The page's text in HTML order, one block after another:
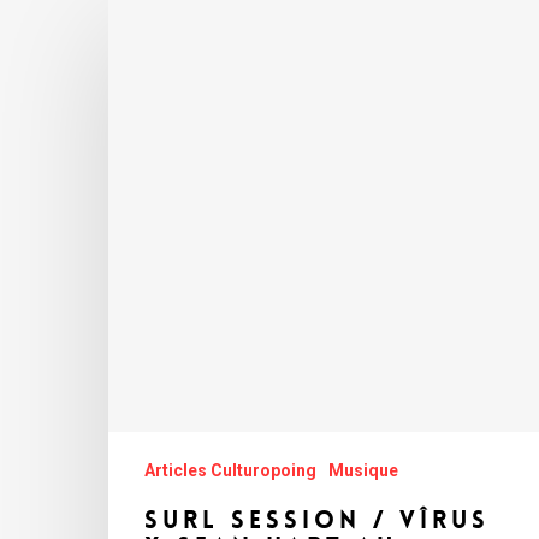
Articles Culturopoing Musique
SURL Session / Vîrus